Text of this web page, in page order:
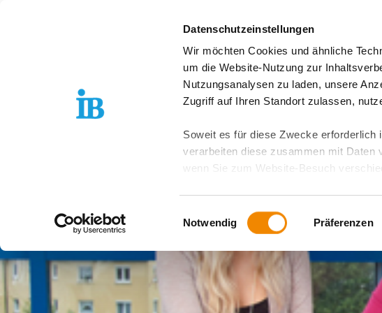
Datenschutzeinstellungen
Wir möchten Cookies und ähnliche
um die Website-Nutzung zur
Nutzungsanalysen zu laden, unsere
Zugriff auf Ihren Standort zulassen,
Soweit es für diese Zwecke
verarbeiten diese zusammen mit Daten
wenn Sie zum Website-Besuch
zusätzlichen Risiken für Ihre Daten
Weitere Details finden Sie in unseren
Sie möchten, dass alle Website-
Kategorien auswählen. Sie können
Zwecke entscheiden und Ihre erteilte
Einwilligungsauswahl
Notwendig Präferenzen
Freiwilligendienst Deutschland